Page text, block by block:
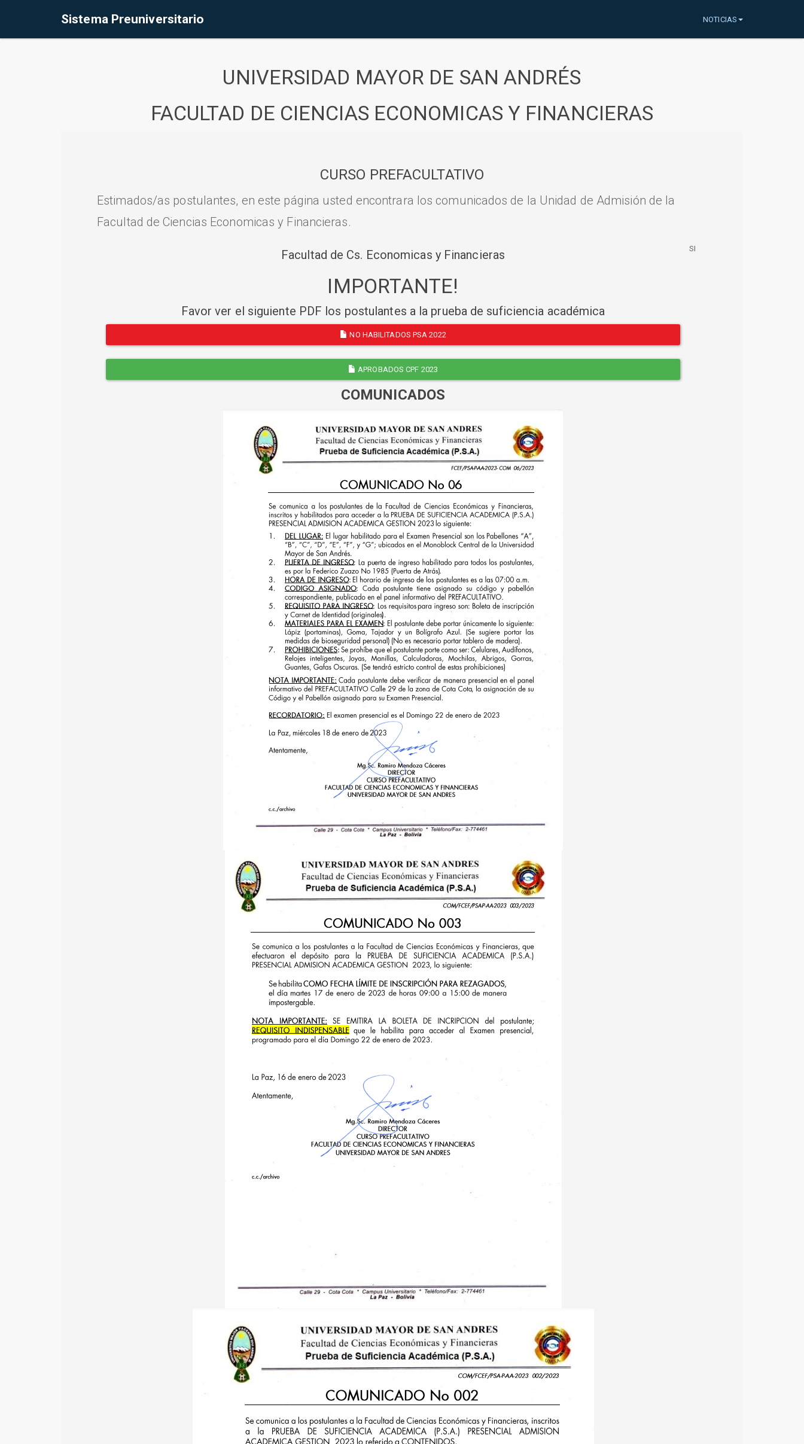
Sistema Preuniversitario NOTICIAS
UNIVERSIDAD MAYOR DE SAN ANDRÉS
FACULTAD DE CIENCIAS ECONOMICAS Y FINANCIERAS
CURSO PREFACULTATIVO
Estimados/as postulantes, en este página usted encontrara los comunicados de la Unidad de Admisión de la
Facultad de Ciencias Economicas y Financieras.
Facultad de Cs. Economicas y Financieras
IMPORTANTE!
Favor ver el siguiente PDF los postulantes a la prueba de suficiencia académica
NO HABILITADOS PSA 2022
APROBADOS CPF 2023
COMUNICADOS
SI